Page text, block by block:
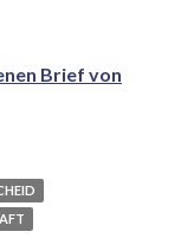
Brief von